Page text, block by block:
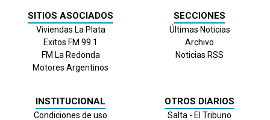
SITIOS ASOCIADOS
Viviendas La Plata
Exitos FM 99.1
FM La Redonda
Motores Argentinos
SECCIONES
Últimas Noticias
Archivo
Noticias RSS
INSTITUCIONAL
Condiciones de uso
OTROS DIARIOS
Salta - El Tribuno